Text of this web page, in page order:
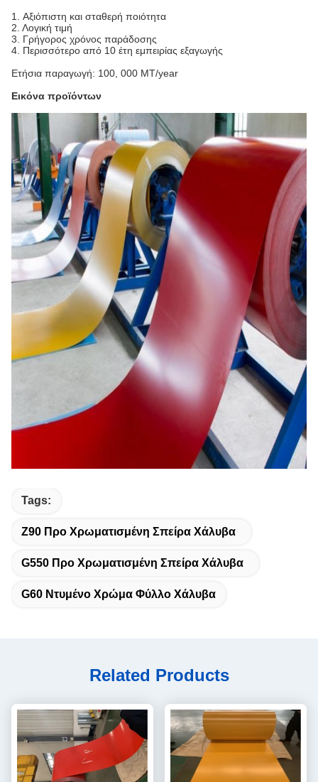
1. Αξιόπιστη και σταθερή ποιότητα
2. Λογική τιμή
3. Γρήγορος χρόνος παράδοσης
4. Περισσότερο από 10 έτη εμπειρίας εξαγωγής
Ετήσια παραγωγή: 100, 000 MT/year
Εικόνα προϊόντων
Tags:
Z90 Προ Χρωματισμένη Σπείρα Χάλυβα
G550 Προ Χρωματισμένη Σπείρα Χάλυβα
G60 Ντυμένο Χρώμα Φύλλο Χάλυβα
Related Products